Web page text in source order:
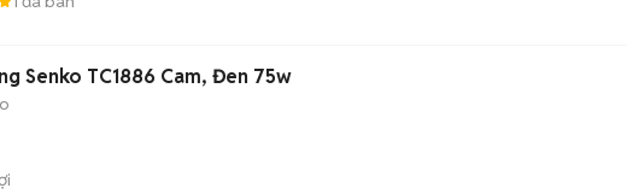
Senko TC1886 Cam, Đen 75w